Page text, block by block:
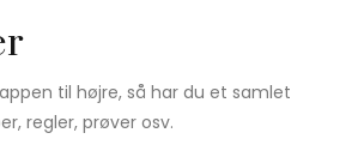
til højre, så har du et samlet
regler, prøver osv.